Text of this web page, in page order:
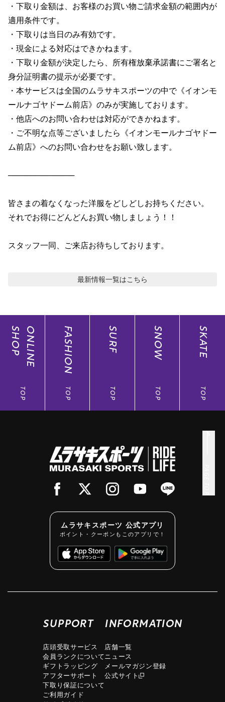
・下取り金額は、お客様のお買い物ご請求金額の範囲内が
適用条件です。
・下取りは当日のみ有効です。
・現金による対応はできかねます。
・下取り金額が決定したら、所有権放棄承諾書にご署名と
身分証明書の提示が必要です。
・本サービスは全国のムラサキスポーツの中で《イオンモ
ールナゴヤドーム前店》のみが実施しております。
・他店へのお問い合わせは対応ができかねます。
・ご不明な点等ございましたら《イオンモールナゴヤドー
ム前店》へのお問い合わせをお願い致します。
────────────
皆さまの着なくなった洋服をどしどしお持ちください。
それでお得にどんどんお買い物しましょう！！
スタッフ一同、ご来店お待ちしております。
最新情報一覧はこちら
ONLINE
SHOP
TOP
FASHION
TOP
SURF
TOP
SNOW
TOP
SKATE
TOP
ムラサキスポーツ 公式アプリ
ポイント・クーポンもこのアプリで！
SUPPORT
店頭受取サービス
会員ランクについて
ギフトラッピング
アフターサポート
下取り保証について
ご利用ガイド
INFORMATION
店舗一覧
ニュース
メールマガジン登録
公式サイト